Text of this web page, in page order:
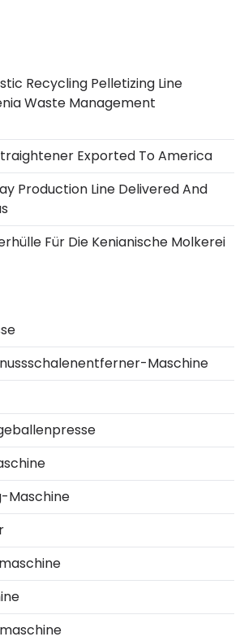
Recycling Pelletizing Line
Waste Management
Exported To America
Production Line Delivered And
Für Die Kenianische Molkerei
Maschine
Maschine